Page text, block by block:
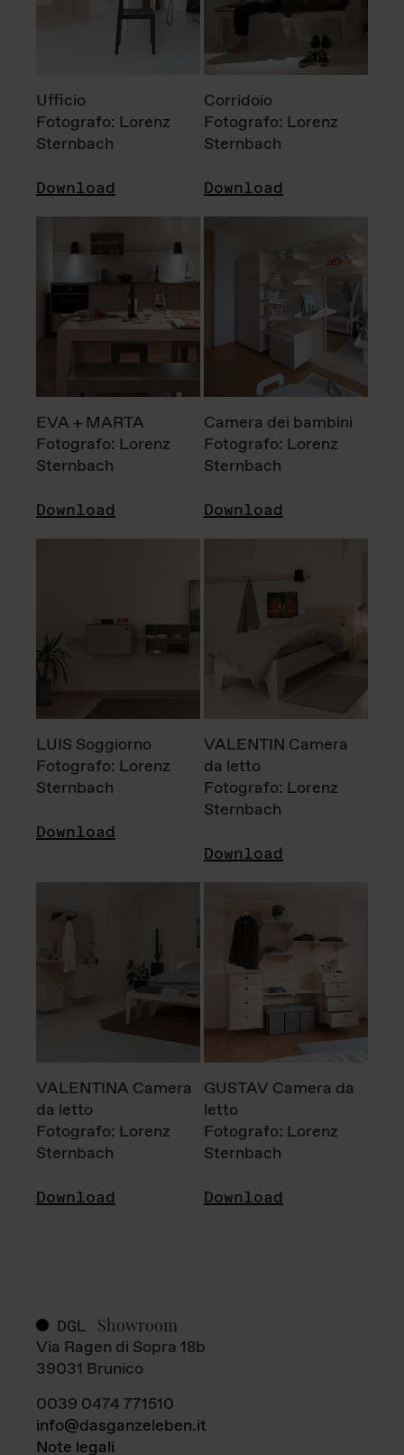
Ufficio
Fotografo: Lorenz
Sternbach
Download
Corridoio
Fotografo: Lorenz
Sternbach
Download
EVA + MARTA
Fotografo: Lorenz
Sternbach
Download
Camera dei bambini
Fotografo: Lorenz
Sternbach
Download
LUIS Soggiorno
Fotografo: Lorenz
Sternbach
Download
VALENTIN Camera
da letto
Fotografo: Lorenz
Sternbach
Download
VALENTINA Camera
da letto
Fotografo: Lorenz
Sternbach
Download
GUSTAV Camera da
letto
Fotografo: Lorenz
Sternbach
Download
DGL Showroom
Via Ragen di Sopra 18b
39031 Brunico
0039 0474 771510
info@dasganzeleben.it
Note legali